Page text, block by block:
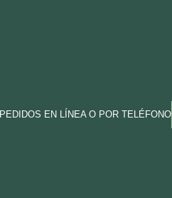
PEDIDOS EN LÍNEA O POR TELÉFONO